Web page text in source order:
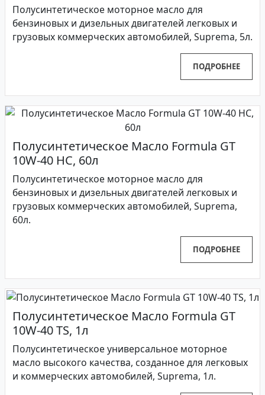
Полусинтетическое моторное масло для
бензиновых и дизельных двигателей легковых и
грузовых коммерческих автомобилей, Suprema, 5л.
ПОДРОБНЕЕ
Полусинтетическое Масло Formula GT
10W-40 HC, 60л
Полусинтетическое моторное масло для
бензиновых и дизельных двигателей легковых и
грузовых коммерческих автомобилей, Suprema,
60л.
ПОДРОБНЕЕ
Полусинтетическое Масло Formula GT
10W-40 TS, 1л
Полусинтетическое универсальное моторное
масло высокого качества, созданное для легковых
и коммерческих автомобилей, Suprema, 1л.